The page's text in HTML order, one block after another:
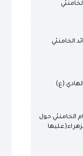
الخامنئي
(ع)
الخامنئي حول